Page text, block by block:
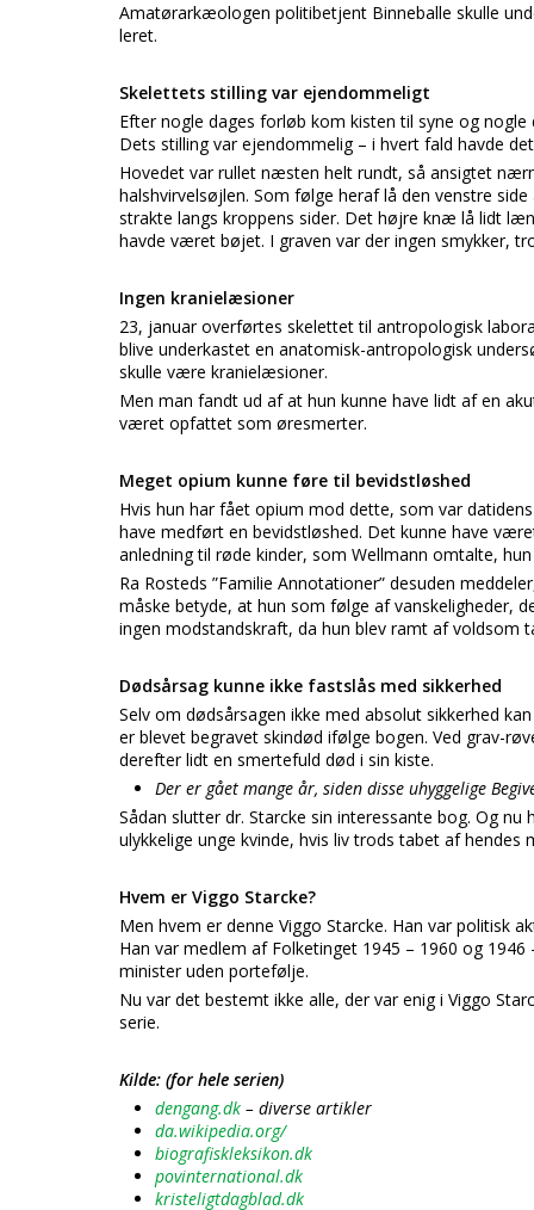
Amatørarkæologen politibetjent Binneballe skulle
leret.
Skelettets stilling var ejendommeligt
Efter nogle dages forløb kom kisten til syne og
Dets stilling var ejendommelig – i hvert fald havde
Hovedet var rullet næsten helt rundt, så ansigtet
halshvirvelsøjlen. Som følge heraf lå den venstre
strakte langs kroppens sider. Det højre knæ lå lidt
havde været bøjet. I graven var der ingen smykker,
Ingen kranielæsioner
23, januar overførtes skelettet til antropologisk
blive underkastet en anatomisk-antropologisk
skulle være kranielæsioner.
Men man fandt ud af at hun kunne have lidt af en
været opfattet som øresmerter.
Meget opium kunne føre til bevidstløshed
Hvis hun har fået opium mod dette, som var
have medført en bevidstløshed. Det kunne have
anledning til røde kinder, som Wellmann omtalte,
Ra Rosteds ”Familie Annotationer” desuden
måske betyde, at hun som følge af vanskeligheder,
ingen modstandskraft, da hun blev ramt af voldsom
Dødsårsag kunne ikke fastslås med sikkerhed
Selv om dødsårsagen ikke med absolut sikkerhed
er blevet begravet skindød ifølge bogen. Ved grav-
derefter lidt en smertefuld død i sin kiste.
Der er gået mange år, siden disse uhyggelige
Sådan slutter dr. Starcke sin interessante bog. Og
ulykkelige unge kvinde, hvis liv trods tabet af hendes
Hvem er Viggo Starcke?
Men hvem er denne Viggo Starcke. Han var politisk
Han var medlem af Folketinget 1945 – 1960 og
minister uden portefølje.
Nu var det bestemt ikke alle, der var enig i Viggo
serie.
Kilde: (for hele serien)
dengang.dk – diverse artikler
da.wikipedia.org/
biografiskleksikon.dk
povinternational.dk
kristeligtdagblad.dk